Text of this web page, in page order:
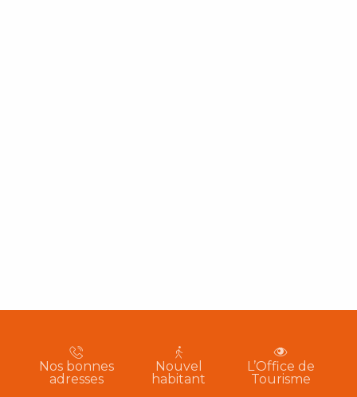
Nos bonnes
adresses
Nouvel
habitant
L’Office de
Tourisme